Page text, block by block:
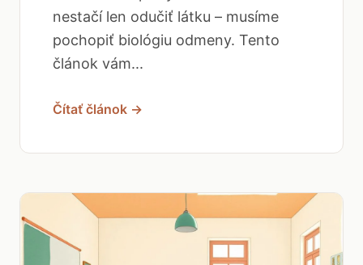
nestačí len odučiť látku – musíme
pochopiť biológiu odmeny. Tento
článok vám...
Čítať článok →